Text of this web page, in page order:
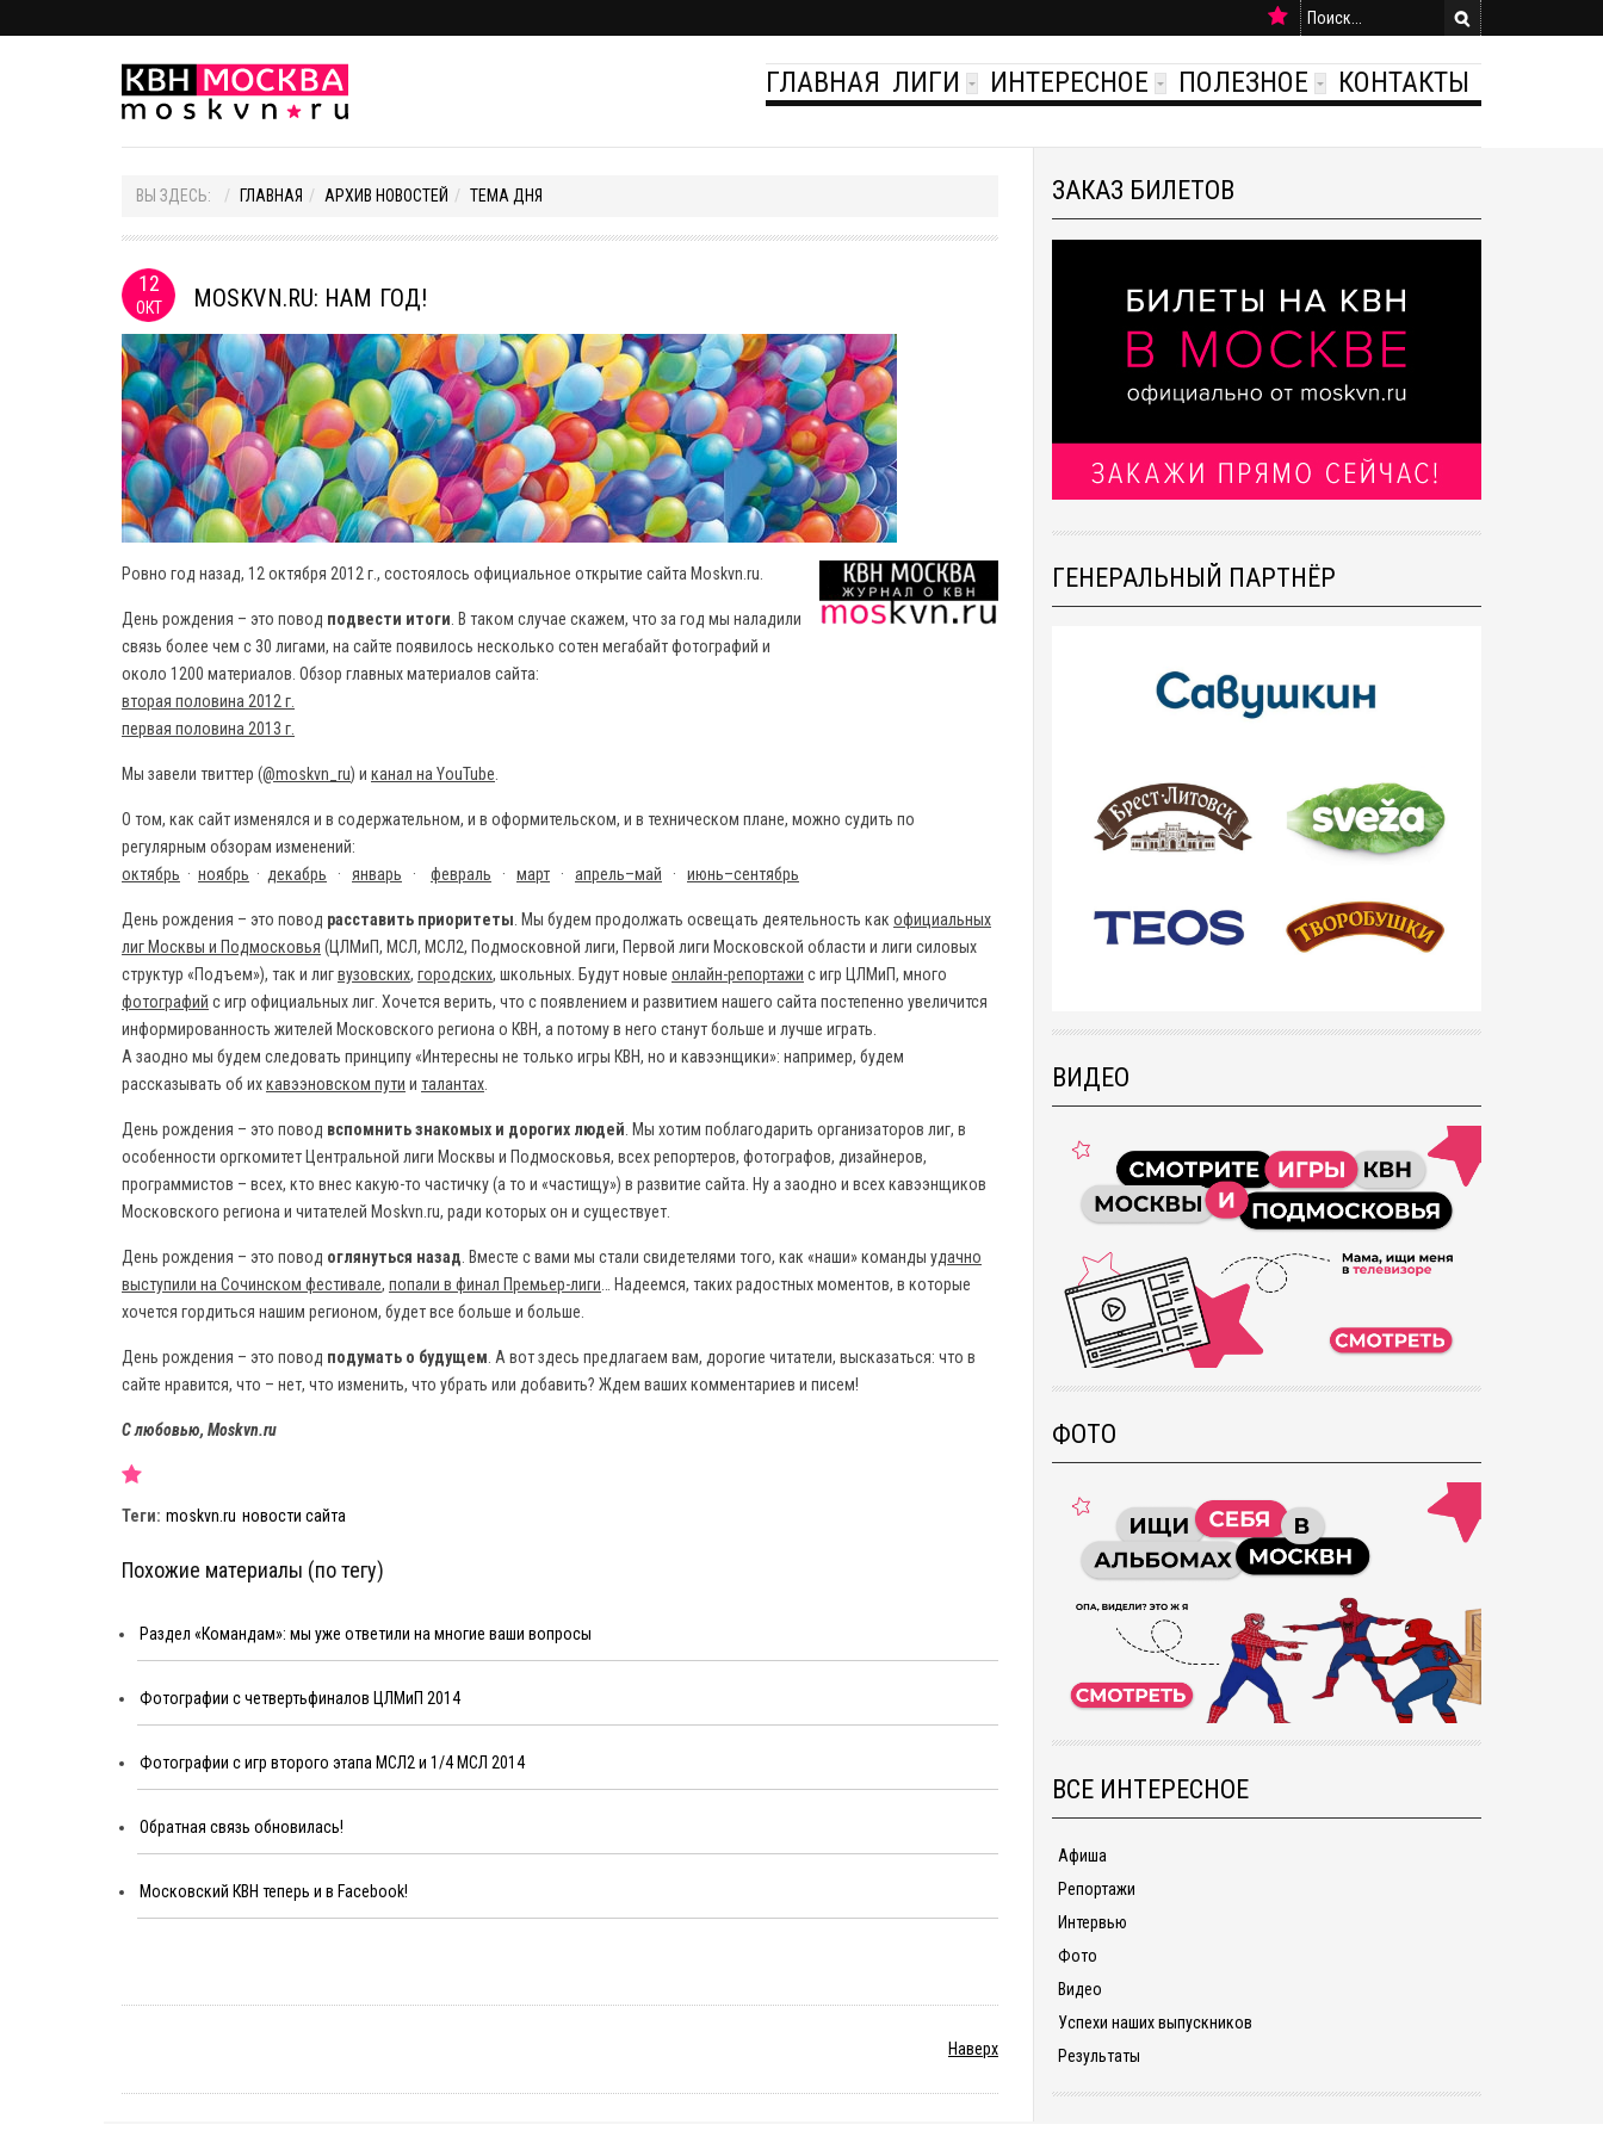
ГЛАВНАЯ ЛИГИ ИНТЕРЕСНОЕ ПОЛЕЗНОЕ КОНТАКТЫ
ВЫ ЗДЕСЬ: ГЛАВНАЯ АРХИВ НОВОСТЕЙ ТЕМА ДНЯ
12
ОКТ MOSKVN.RU: НАМ ГОД!
Ровно год назад, 12 октября 2012 г., состоялось официальное открытие сайта Moskvn ru
День рождения – это повод подвести итоги . В таком случае скажем, что за год мы наладили
связь более чем с 30 лигами, на сайте появилось несколько сотен мегабайт фотографий и
около 1200 материалов. Обзор главных материалов сайта:
вторая половина 2012 г.
первая половина 2013 г.
Мы завели твиттер (@moskvn ru) и канал на YouTube
О том, как сайт изменялся и в содержательном, и в оформительском, и в техническом плане, можно судить по
регулярным обзорам изменений:
октябрь · ноябрь · декабрь · январь · февраль · март · апрель–май · июнь–сентябрь
День рождения – это повод расставить приоритеты . Мы будем продолжать освещать деятельность как официальных
лиг Москвы и Подмосковья (ЦЛМиП, МСЛ, МСЛ2, Подмосковной лиги, Первой лиги Московской области и лиги силовых
структур «Подъем»), так и лигвузовских, городских, школьных. Будут новые онлайн-репортажи с игр ЦЛМиП, много
фотографий с игр официальных лиг. Хочется верить, что с появлением и развитием нашего сайта постепенно увеличится
информированность жителей Московского региона о КВН, а потому в него станут больше и лучше играть.
А заодно мы будем следовать принципу «Интересны не только игры КВН, но и кавээнщики»: например, будем
рассказывать об ихкавээновском пути и талантах
День рождения – это повод вспомнить знакомых и дорогих людей . Мы хотим поблагодарить организаторов лиг, в
особенности оргкомитет Центральной лиги Москвы и Подмосковья, всех репортеров, фотографов, дизайнеров,
программистов – всех, кто внес какую-то частичку (а то и «частищу») в развитие сайта. Ну а заодно и всех кавээнщиков
Московского региона и читателей Moskvn ru, ради которых он и существует.
День рождения – это повод оглянуться назад . Вместе с вами мы стали свидетелями того, как «наши» команды удачно
выступили на Сочинском фестивале, попали в финал Премьер-лиги … Надеемся, таких радостных моментов, в которые
хочется гордиться нашим регионом, будет все больше и больше.
День рождения – это повод подумать о будущем . А вот здесь предлагаем вам, дорогие читатели, высказаться: что в
сайте нравится, что – нет, что изменить, что убрать или добавить? Ждем ваших комментариев и писем!
С любовью, Moskvn.ru
Теги: moskvn.ru новости сайта
Похожие материалы (по тегу)
Раздел «Командам»: мы уже ответили на многие ваши вопросы
Фотографии с четвертьфиналов ЦЛМиП 2014
Фотографии с игр второго этапа МСЛ2 и 1/4 МСЛ 2014
Обратная связь обновилась!
Московский КВН теперь и в Facebook!
Наверх
ЗАКАЗ БИЛЕТОВ
ГЕНЕРАЛЬНЫЙ ПАРТНЁР
ВИДЕО
ФОТО
ВСЕ ИНТЕРЕСНОЕ
Афиша
Репортажи
Интервью
Фото
Видео
Успехи наших выпускников
Результаты